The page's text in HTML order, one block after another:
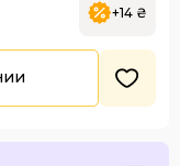
+14 ₴